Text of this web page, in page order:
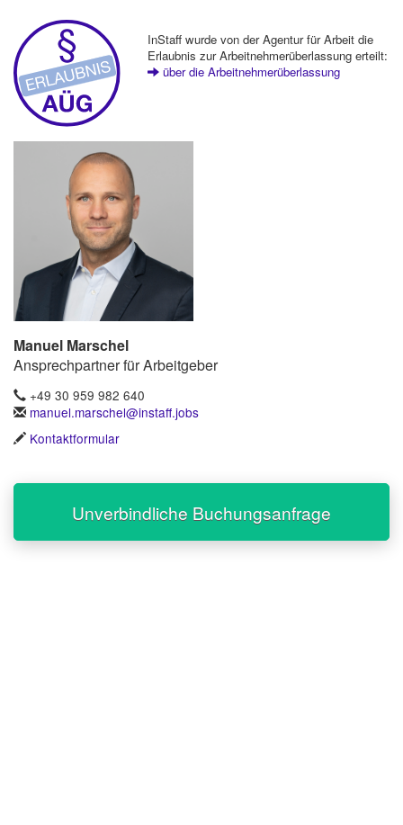
InStaff wurde von der Agentur für Arbeit die
Erlaubnis zur Arbeitnehmerüberlassung erteilt:
über die Arbeitnehmerüberlassung
Manuel Marschel
Ansprechpartner für Arbeitgeber
+49 30 959 982 640
manuel.marschel@instaff.jobs
Kontaktformular
Unverbindliche Buchungsanfrage